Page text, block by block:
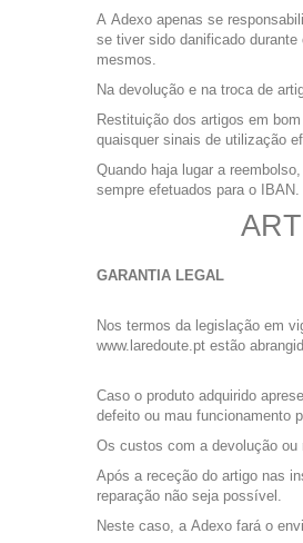
A Adexo apenas se
se tiver sido danificado
mesmos.
Na devolução e na troca de
Restituição dos artigos em
quaisquer sinais de utilização
Quando haja lugar a
sempre efetuados para o IBAN.
GARANTIA LEGAL
Nos termos da legislação em
www.laredoute.pt estão
Caso o produto adquirido
defeito ou mau funcionamento
Os custos com a devolução ou
Após a receção do artigo nas
reparação não seja possível.
Neste caso, a Adexo fará o